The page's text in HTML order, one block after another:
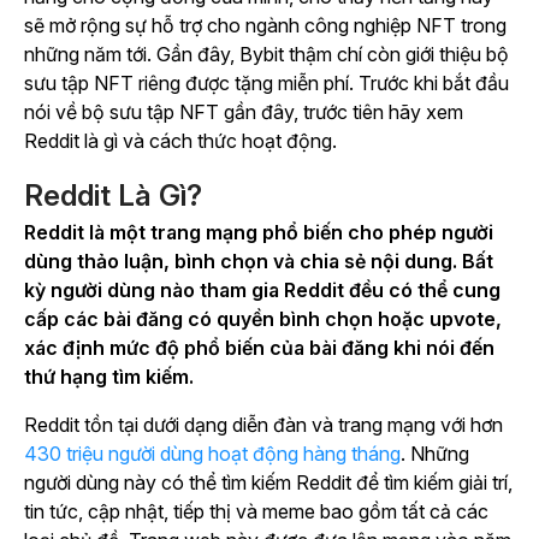
sẽ mở rộng sự hỗ trợ cho ngành công nghiệp NFT trong
những năm tới. Gần đây, Bybit thậm chí còn giới thiệu bộ
sưu tập NFT riêng được tặng miễn phí. Trước khi bắt đầu
nói về bộ sưu tập NFT gần đây, trước tiên hãy xem
Reddit là gì và cách thức hoạt động.
Reddit Là Gì?
Reddit là một trang mạng phổ biến cho phép người
dùng thảo luận, bình chọn và chia sẻ nội dung. Bất
kỳ người dùng nào tham gia Reddit đều có thể cung
cấp các bài đăng có quyền bình chọn hoặc upvote,
xác định mức độ phổ biến của bài đăng khi nói đến
thứ hạng tìm kiếm.
Reddit tồn tại dưới dạng diễn đàn và trang mạng với hơn
430 triệu người dùng hoạt động hàng tháng. Những
người dùng này có thể tìm kiếm Reddit để tìm kiếm giải trí,
tin tức, cập nhật, tiếp thị và meme bao gồm tất cả các